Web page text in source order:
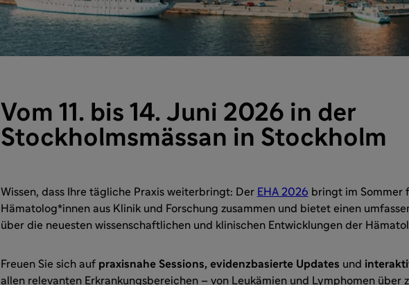
Vom 11. bis 14. Juni 2026 in der
Stockholmsmässan in Stockholm
Wissen, dass Ihre tägliche Praxis weiterbringt: Der EHA 2026 bringt im Sommer
Hämatolog*innen aus Klinik und Forschung zusammen und bietet einen
über die neuesten wissenschaftlichen und klinischen Entwicklungen der
Freuen Sie sich auf praxisnahe Sessions, evidenzbasierte Updates und
allen relevanten Erkrankungsbereichen – von Leukämien und Lymphomen über